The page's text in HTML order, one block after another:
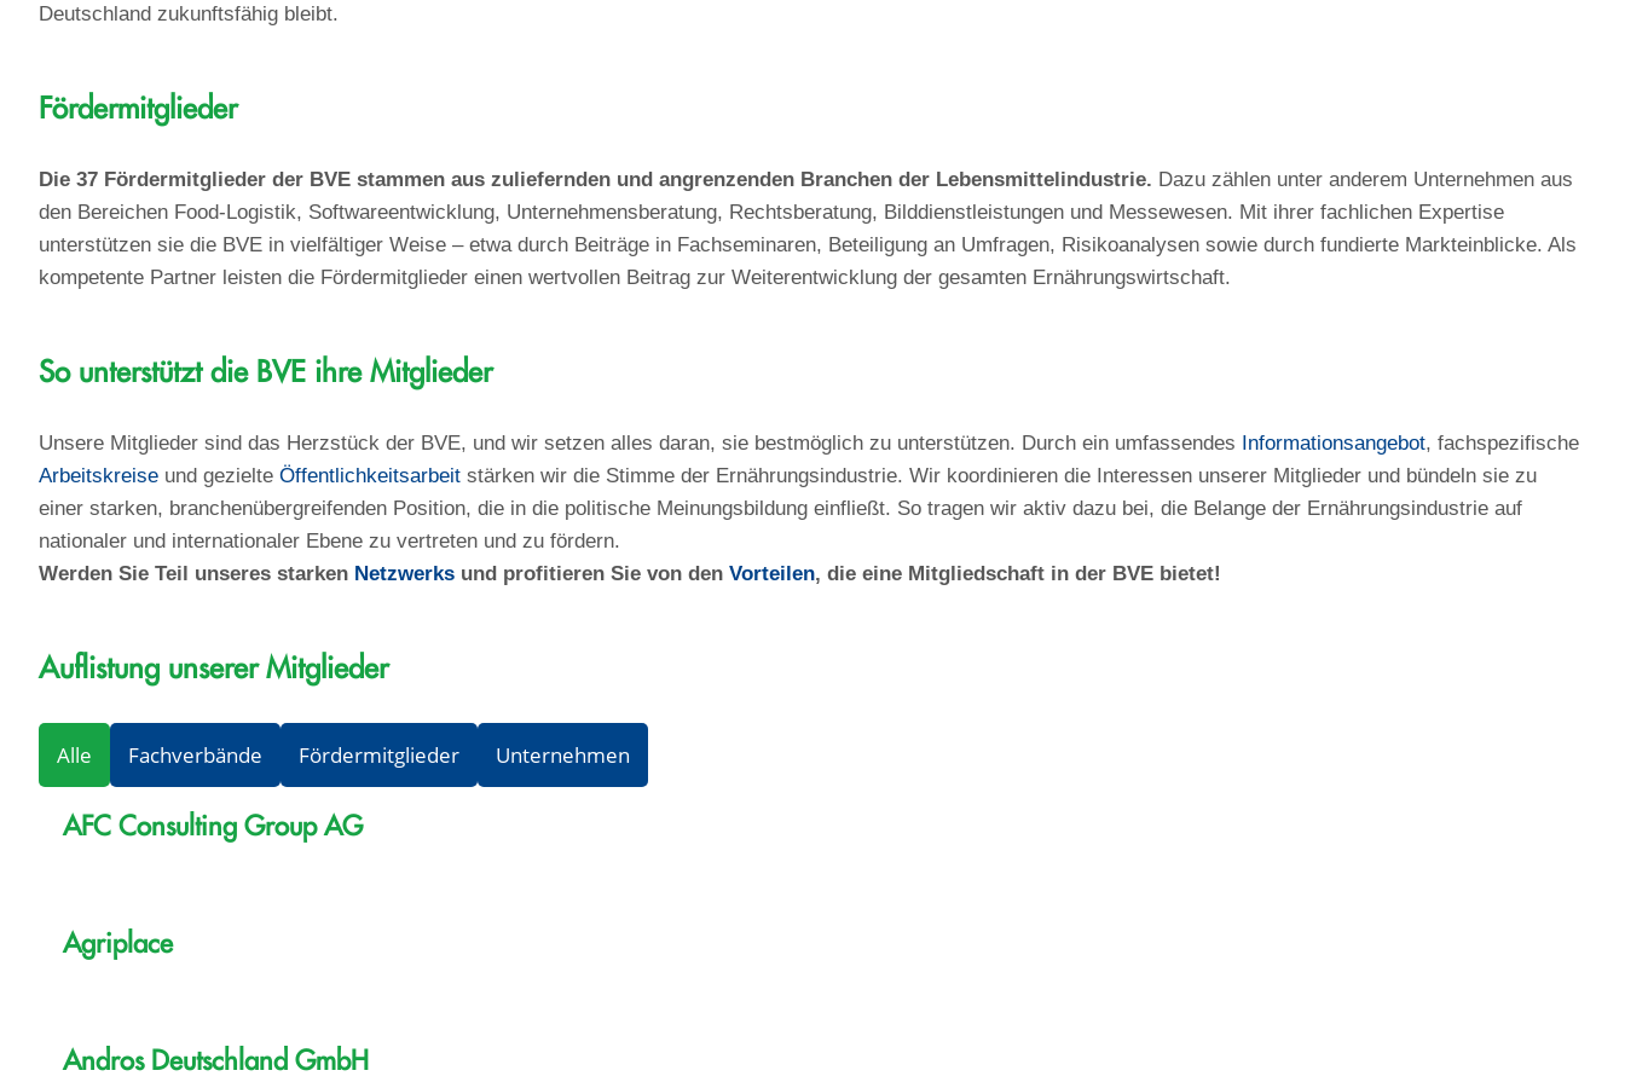
Deutschland zukunftsfähig bleibt.
Fördermitglieder
Die 37 Fördermitglieder der BVE stammen aus zuliefernden und angrenzenden Branchen der Lebensmittelindustrie. Dazu zählen unter anderem Unternehmen aus
den Bereichen Food-Logistik, Softwareentwicklung, Unternehmensberatung, Rechtsberatung, Bilddienstleistungen und Messewesen. Mit ihrer fachlichen Expertise
unterstützen sie die BVE in vielfältiger Weise – etwa durch Beiträge in Fachseminaren, Beteiligung an Umfragen, Risikoanalysen sowie durch fundierte Markteinblicke. Als
kompetente Partner leisten die Fördermitglieder einen wertvollen Beitrag zur Weiterentwicklung der gesamten Ernährungswirtschaft.
So unterstützt die BVE ihre Mitglieder
Unsere Mitglieder sind das Herzstück der BVE, und wir setzen alles daran, sie bestmöglich zu unterstützen. Durch ein umfassendes Informationsangebot, fachspezifische
Arbeitskreise und gezielte Öffentlichkeitsarbeit stärken wir die Stimme der Ernährungsindustrie. Wir koordinieren die Interessen unserer Mitglieder und bündeln sie zu
einer starken, branchenübergreifenden Position, die in die politische Meinungsbildung einfließt. So tragen wir aktiv dazu bei, die Belange der Ernährungsindustrie auf
nationaler und internationaler Ebene zu vertreten und zu fördern.
Werden Sie Teil unseres starken Netzwerks und profitieren Sie von den Vorteilen, die eine Mitgliedschaft in der BVE bietet!
Auflistung unserer Mitglieder
Fachverbände Fördermitglieder Unternehmen
Alle
AFC Consulting Group AG
Agriplace
Andros Deutschland GmbH